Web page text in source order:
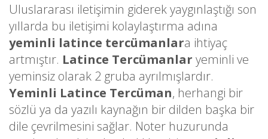
Uluslararası iletişimin giderek yaygınlaştığı son
yıllarda bu iletişimi kolaylaştırma adına
yeminli latince tercümanlara ihtiyaç
artmıştır. Latince Tercümanlar yeminli ve
yeminsiz olarak 2 gruba ayrılmışlardır.
Yeminli Latince Tercüman, herhangi bir
sözlü ya da yazılı kaynağın bir dilden başka bir
dile çevrilmesini sağlar. Noter huzurunda